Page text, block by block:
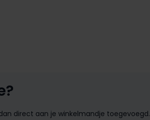
direct aan je winkelmandje toegevoegd.